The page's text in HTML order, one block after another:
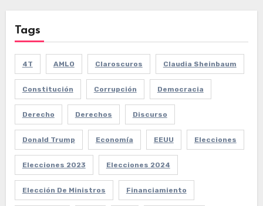
Tags
4T AMLO Claroscuros Claudia Sheinbaum
Constitución Corrupción Democracia
Derecho Derechos Discurso
Donald Trump Economía EEUU Elecciones
Elecciones 2023 Elecciones 2024
Elección De Ministros Financiamiento